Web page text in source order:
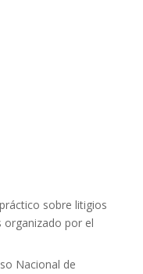
sobre litigios
organizado por el
Nacional de